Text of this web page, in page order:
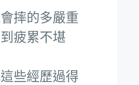
摔的多嚴重
疲累不堪
些經歷過得